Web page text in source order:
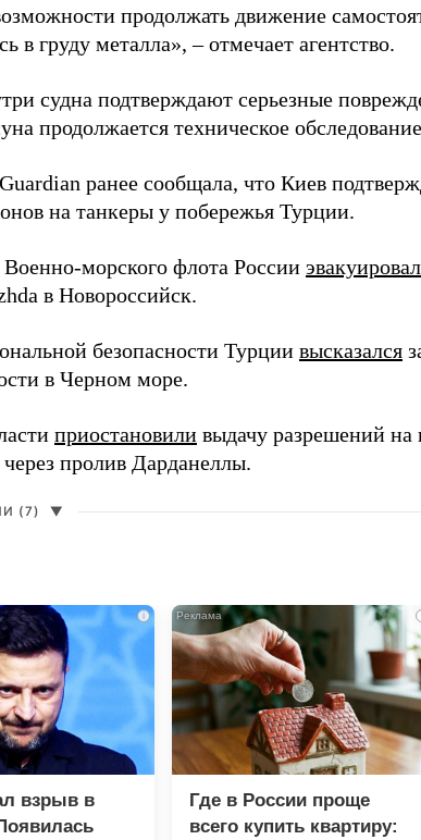
продолжать движение
в груду металла», – отмечает агентство.
судна подтверждают серьезные
продолжается техническое
ранее сообщала, что Киев
на танкеры у побережья Турции.
морского флота России
в Новороссийск.
безопасности Турции высказался
в Черном море.
приостановили выдачу разрешений на
через пролив Дарданеллы.
(7) ▼
i
взрыв в
Где в России проще
всего купить квартиру: